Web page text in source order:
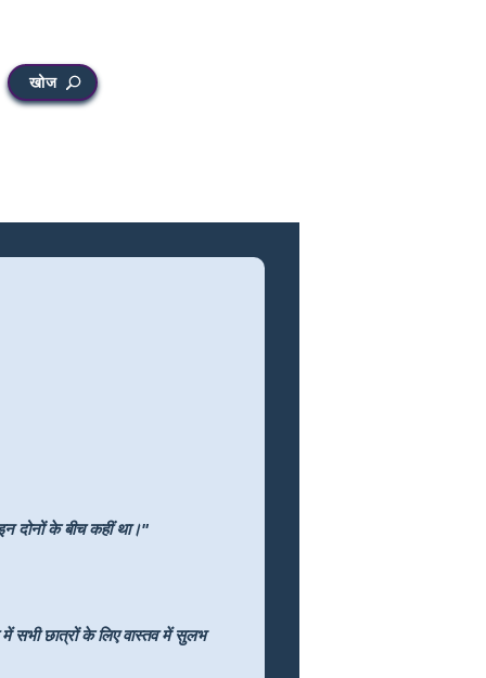
खोज
दोनों के बीच कहीं था।"
छात्रों के लिए वास्तव में सुलभ